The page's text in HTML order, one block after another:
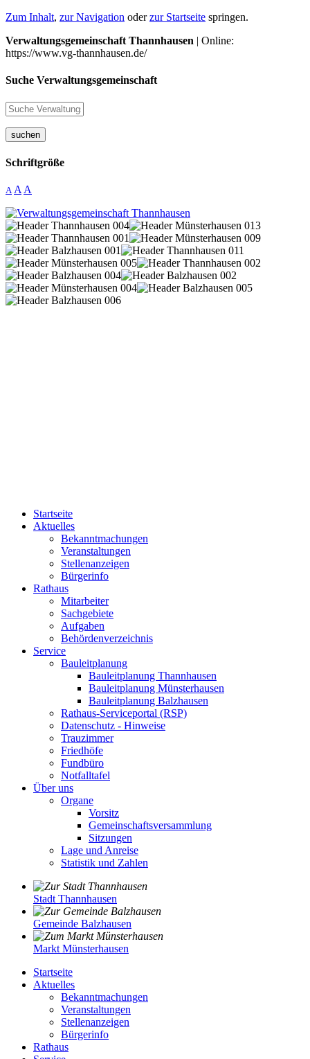
Zum Inhalt, zur Navigation oderzur Startseite springen.
Verwaltungsgemeinschaft Thannhausen | Online:
https://www.vg-thannhausen.de/
Suche Verwaltungsgemeinschaft
suchen
Schriftgröße
A A A
Startseite
Aktuelles
Bekanntmachungen
Veranstaltungen
Stellenanzeigen
Bürgerinfo
Rathaus
Mitarbeiter
Sachgebiete
Aufgaben
Behördenverzeichnis
Service
Bauleitplanung
Bauleitplanung Thannhausen
Bauleitplanung Münsterhausen
Bauleitplanung Balzhausen
Rathaus-Serviceportal (RSP)
Datenschutz - Hinweise
Trauzimmer
Friedhöfe
Fundbüro
Notfalltafel
Über uns
Organe
Vorsitz
Gemeinschaftsversammlung
Sitzungen
Lage und Anreise
Statistik und Zahlen
Stadt Thannhausen
Gemeinde Balzhausen
Markt Münsterhausen
Startseite
Aktuelles
Bekanntmachungen
Veranstaltungen
Stellenanzeigen
Bürgerinfo
Rathaus